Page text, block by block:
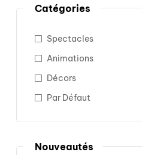
Catégories
Spectacles
Animations
Décors
Par Défaut
Nouveautés